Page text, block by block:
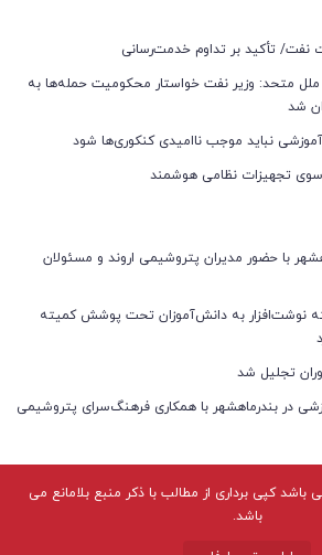
نفت/ تأکید بر تداوم خدمت‌رسانی
ملل متحد: وزیر نفت خواستار محکومیت حمله‌ها به
شد
نباید موجب ناامیدی کنکوری‌ها شود
تجهیزات نظامی هوشمند
با حضور مدیران پتروشیمی اروند و مسئولان
اروند ۹۸۵ بسته نوشت‌افزار به دانش‌آموزان تحت پوشش کمیته
تجلیل شد
در بندرماهشهر با همکاری فرهنگ‌سرای پتروشیمی
کپی برداری از مطالب با ذکر منبع بلامانع می
باشد.